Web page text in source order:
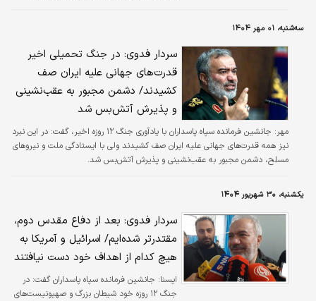
سه‌شنبه، ۰۱ مهر ۱۴۰۴
سردار فدوی: در جنگ تحمیلی اخیر
قدرت‌های جهانی علیه ایران صف
کشیدند/ دشمن مجبور به عقب‌نشینی
و پذیرش آتش‌بس شد
مهر:
جانشین فرمانده سپاه پاسداران با یادآوری جنگ ۱۲ روزه اخیر، گفت: در این نبرد
نیز همه قدرت‌های جهانی علیه ایران صف کشیدند ولی با ایستادگی ملت و نیروهای
مسلح، دشمن مجبور به عقب‌نشینی و پذیرش آتش‌بس شد.
یکشنبه، ۳۰ شهریور ۱۴۰۴
سردار فدوی: بعد از دفاع مقدس دوم،
مقتدرتر شده‌ایم/ اسرائیل و آمریکا به
هیچ کدام از اهداف خود دست نیافتند
ايسنا: جانشین فرمانده سپاه پاسداران گفت: در
جنگ ۱۲ روزه خود شیطان بزرگ و صهیونیست‌های